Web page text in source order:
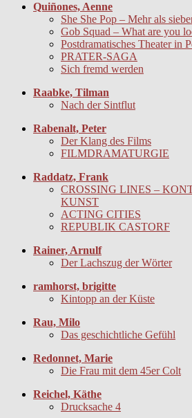
Quiñones, Aenne
She She Pop – Mehr als
Gob Squad – What are you
Postdramatisches Theater in
PRATER-SAGA
Sich fremd werden
Raabke, Tilman
Nach der Sintflut
Rabenalt, Peter
Der Klang des Films
FILMDRAMATURGIE
Raddatz, Frank
CROSSING LINES –
KUNST
ACTING CITIES
REPUBLIK CASTORF
Rainer, Arnulf
Der Lachszug der Wörter
ramhorst, brigitte
Kintopp an der Küste
Rau, Milo
Das geschichtliche Gefühl
Redonnet, Marie
Die Frau mit dem 45er Colt
Reichel, Käthe
Drucksache 4